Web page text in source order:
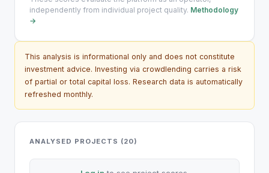
independently from individual project quality. Methodology
→
This analysis is informational only and does not constitute
investment advice. Investing via crowdlending carries a risk
of partial or total capital loss. Research data is automatically
refreshed monthly.
ANALYSED PROJECTS (20)